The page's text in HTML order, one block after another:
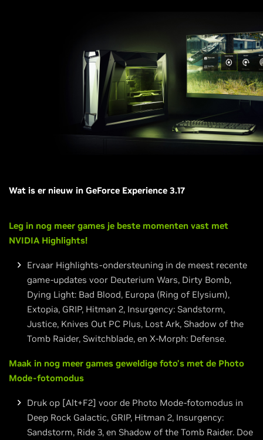
Wat is er nieuw in GeForce Experience 3.17
Leg in nog meer games je beste momenten vast met
NVIDIA Highlights!
Ervaar Highlights-ondersteuning in de meest recente
game-updates voor Deuterium Wars, Dirty Bomb,
Dying Light: Bad Blood, Europa (Ring of Elysium),
Extopia, GRIP, Hitman 2, Insurgency: Sandstorm,
Justice, Knives Out PC Plus, Lost Ark, Shadow of the
Tomb Raider, Switchblade, en X-Morph: Defense.
Maak in nog meer games geweldige foto's met de Photo
Mode-fotomodus
Druk op [Alt+F2] voor de Photo Mode-fotomodus in
Deep Rock Galactic, GRIP, Hitman 2, Insurgency:
Sandstorm, Ride 3, en Shadow of the Tomb Raider. Doe